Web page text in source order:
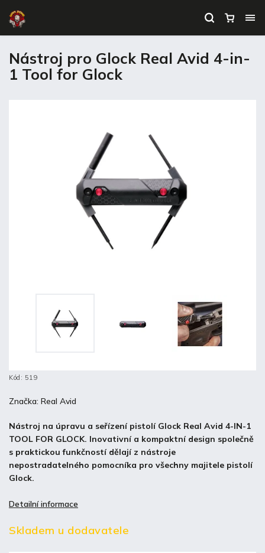
Nástroj pro Glock Real Avid 4-in-
1 Tool for Glock
Kód: 519
Nástroj na úpravu a seřízení pistolí Glock Real Avid 4-IN-1
TOOL FOR GLOCK. Inovativní a kompaktní design společně
s praktickou funkčností dělají z nástroje
nepostradatelného pomocníka pro všechny majitele pistolí
Glock.
Detailní informace
Značka: Real Avid
Skladem u dodavatele